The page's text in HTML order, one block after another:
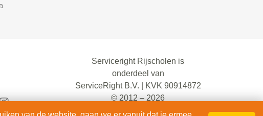
Serviceright Rijscholen is
onderdeel van
ServiceRight B.V. | KVK 90914872
© 2012 – 2026
alle rechten voorbehouden.